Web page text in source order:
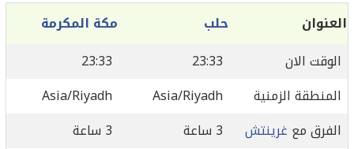
العنوان حلب
مكة المكرمة
الوقت الان
23:33
23:33
المنطقة الزمنية
Asia/Riyadh
Asia/Riyadh
الفرق مع غرينتش 3 ساعة
3 ساعة